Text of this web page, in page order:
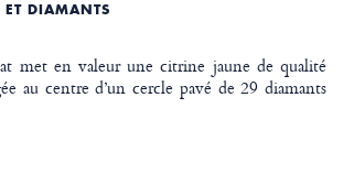
ET DIAMANTS
met en valeur une citrine jaune de qualité
au centre d’un cercle pavé de 29 diamants